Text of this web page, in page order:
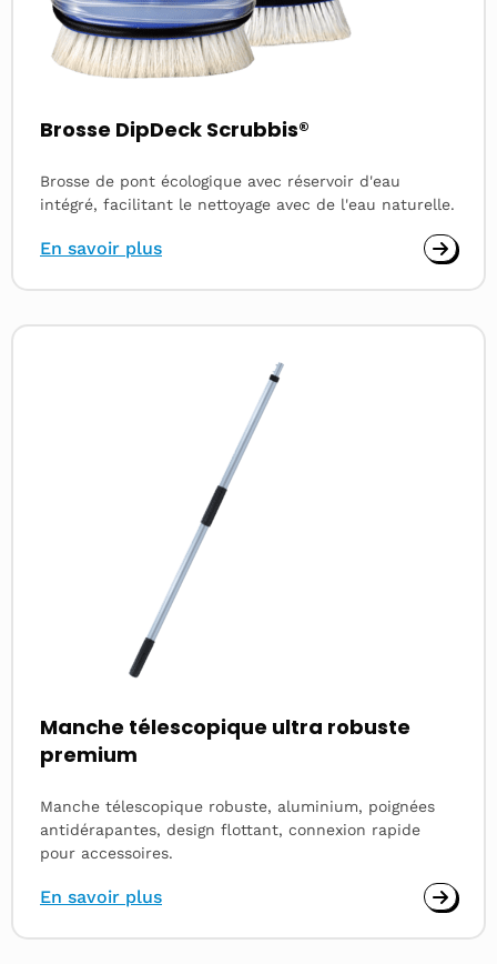
Brosse DipDeck Scrubbis®
Brosse de pont écologique avec réservoir d'eau
intégré, facilitant le nettoyage avec de l'eau naturelle.
En savoir plus
Manche télescopique ultra robuste
premium
Manche télescopique robuste, aluminium, poignées
antidérapantes, design flottant, connexion rapide
pour accessoires.
En savoir plus
Read